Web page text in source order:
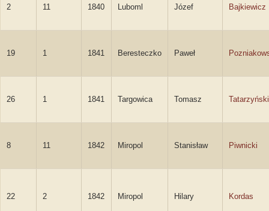
2 11 1840 Luboml Józef Bajkiewicz
19 1 1841 Beresteczko Paweł
26 1 1841 Targowica Tomasz Tatarzyński
8 11 1842 Miropol Stanisław Piwnicki
22 2 1842 Miropol Hilary Kordas